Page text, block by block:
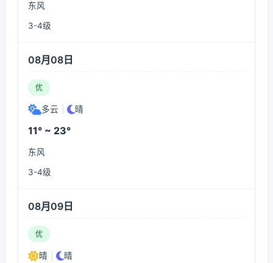
东风
3-4级
08月08日
优
多云 晴
11° ~ 23°
东风
3-4级
08月09日
优
晴 晴